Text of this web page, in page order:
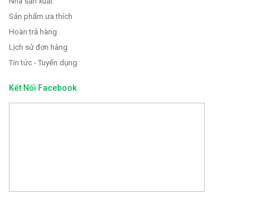
Sản phẩm ưa thích
Hoàn trả hàng
Lịch sử đơn hàng
Tin tức - Tuyển dụng
Kết Nối Facebook